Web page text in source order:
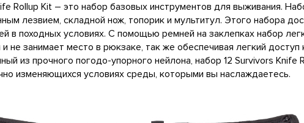
Rollup Kit – это набор базовых инструментов для выживания.
лезвием, складной нож, топорик и мультитул. Этого набора
в походных условиях. С помощью ремней на заклепках набор
не занимает место в рюкзаке, так же обеспечивая легкий
из прочного погодо-упорного нейлона, набор 12 Survivors Knife
изменяющихся условиях среды, которыми вы наслаждаетесь.